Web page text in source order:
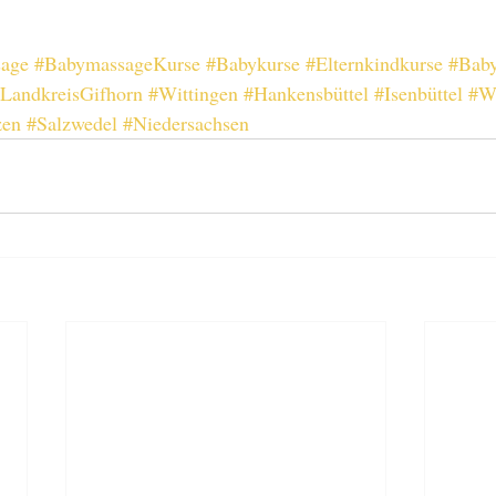
#BabymassageKurse #Babykurse #Elternkindkurse
#Wittingen #Hankensbüttel #Isenbüttel
#Salzwedel #Niedersachsen